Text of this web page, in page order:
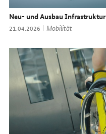
Neu- und Ausbau Infrastruktur
Datum:
21.04.2026 Thema:
Mobilität